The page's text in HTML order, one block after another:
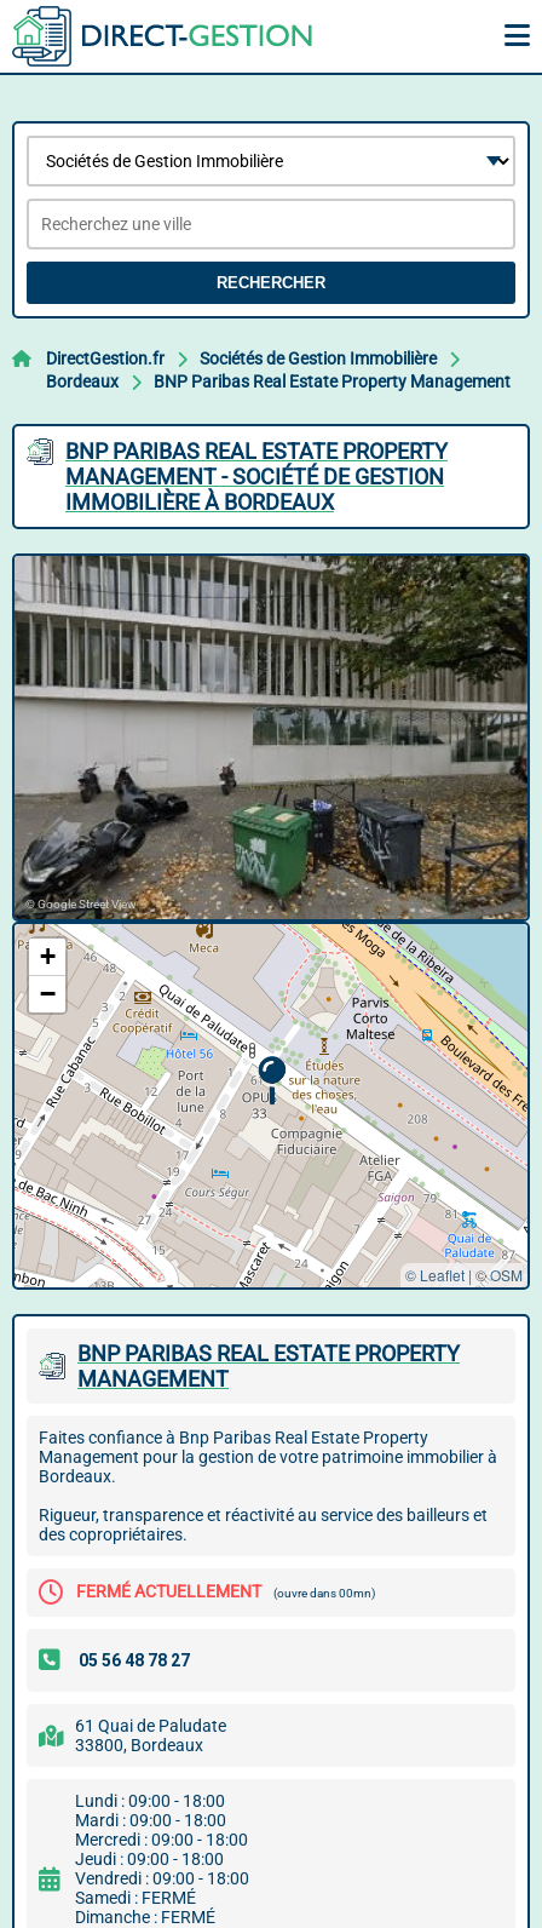
RECHERCHER
DirectGestion.fr
Sociétés de Gestion Immobilière
Bordeaux
BNP Paribas Real Estate Property Management
BNP PARIBAS REAL ESTATE PROPERTY
MANAGEMENT - SOCIÉTÉ DE GESTION
IMMOBILIÈRE À BORDEAUX
© Google Street View
+
−
© Leaflet | ©OSM
BNP PARIBAS REAL ESTATE PROPERTY
MANAGEMENT
Faites confiance à Bnp Paribas Real Estate Property
Management pour la gestion de votre patrimoine immobilier à
Bordeaux.
Rigueur, transparence et réactivité au service des bailleurs et
des copropriétaires.
FERMÉ ACTUELLEMENT (ouvre dans 00mn)
61 Quai de Paludate
33800, Bordeaux
Lundi : 09:00 - 18:00
Mardi : 09:00 - 18:00
Mercredi : 09:00 - 18:00
Jeudi : 09:00 - 18:00
Vendredi : 09:00 - 18:00
Samedi : FERMÉ
Dimanche : FERMÉ